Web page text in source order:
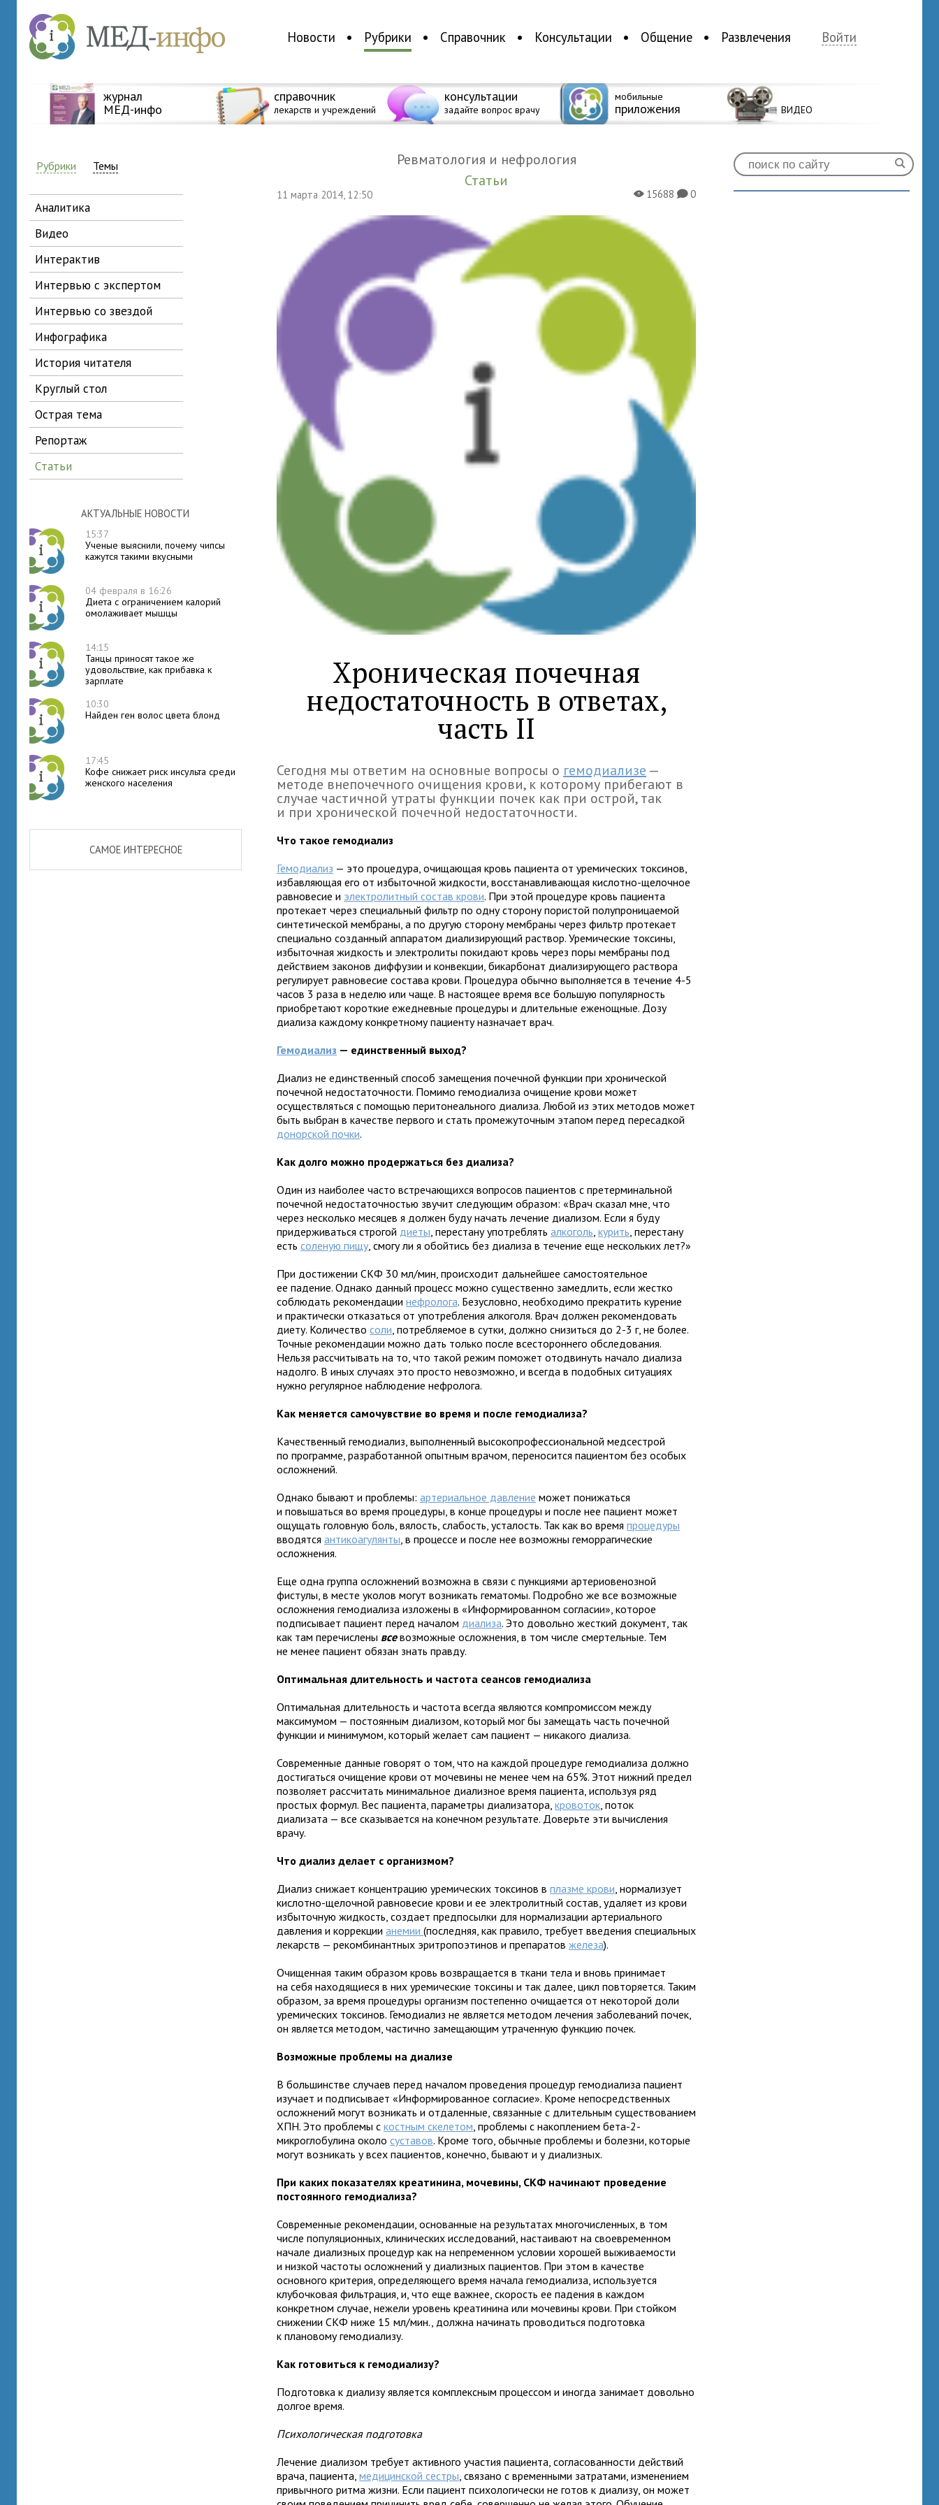
Новости Рубрики Справочник Консультации Общение Развлечения Войти
журнал
МЕД-инфо
справочник
лекарств и учреждений
консультации
задайте вопрос врачу
мобильные
приложения ВИДЕО
Рубрики Темы
аналитика
видео
интерактив
интервью с экспертом
интервью со звездой
инфографика
история читателя
круглый стол
острая тема
репортаж
статьи
АКТУАЛЬНЫЕ НОВОСТИ
15:37
Ученые выяснили, почему чипсы
кажутся такими вкусными
04 февраля в 16:26
Диета с ограничением калорий
омолаживает мышцы
14:15
Танцы приносят такое же
удовольствие, как прибавка к
зарплате
10:30
Найден ген волос цвета блонд
17:45
Кофе снижает риск инсульта среди
женского населения
САМОЕ ИНТЕРЕСНОЕ
Ревматология и нефрология
Статьи
11 марта 2014, 12:50 X15688K0
Хроническая почечная
недостаточность в ответах,
часть II
Сегодня мы ответим на основные вопросы о гемодиализе —
методе внепочечного очищения крови, к которому прибегают в
случае частичной утраты функции почек как при острой, так
и при хронической почечной недостаточности.
Что такое гемодиализ
Гемодиализ — это процедура, очищающая кровь пациента от уремических токсинов,
избавляющая его от избыточной жидкости, восстанавливающая кислотно-щелочное
равновесие и электролитный состав крови. При этой процедуре кровь пациента
протекает через специальный фильтр по одну сторону пористой полупроницаемой
синтетической мембраны, а по другую сторону мембраны через фильтр протекает
специально созданный аппаратом диализирующий раствор. Уремические токсины,
избыточная жидкость и электролиты покидают кровь через поры мембраны под
действием законов диффузии и конвекции, бикарбонат диализирующего раствора
регулирует равновесие состава крови. Процедура обычно выполняется в течение 4-5
часов 3 раза в неделю или чаще. В настоящее время все большую популярность
приобретают короткие ежедневные процедуры и длительные еженощные. Дозу
диализа каждому конкретному пациенту назначает врач.
Гемодиализ — единственный выход?
Диализ не единственный способ замещения почечной функции при хронической
почечной недостаточности. Помимо гемодиализа очищение крови может
осуществляться с помощью перитонеального диализа. Любой из этих методов может
быть выбран в качестве первого и стать промежуточным этапом перед пересадкой
донорской почки.
Как долго можно продержаться без диализа?
Один из наиболее часто встречающихся вопросов пациентов с претерминальной
почечной недостаточностью звучит следующим образом: «Врач сказал мне, что
через несколько месяцев я должен буду начать лечение диализом. Если я буду
придерживаться строгой диеты, перестану употреблятьалкоголь,курить, перестану
естьсоленую пищу, смогу ли я обойтись без диализа в течение еще нескольких лет?»
При достижении СКФ 30 мл/мин, происходит дальнейшее самостоятельное
ее падение. Однако данный процесс можно существенно замедлить, если жестко
соблюдать рекомендациинефролога. Безусловно, необходимо прекратить курение
и практически отказаться от употребления алкоголя. Врач должен рекомендовать
диету. Количествосоли, потребляемое в сутки, должно снизиться до 2-3 г, не более.
Точные рекомендации можно дать только после всестороннего обследования.
Нельзя рассчитывать на то, что такой режим поможет отодвинуть начало диализа
надолго. В иных случаях это просто невозможно, и всегда в подобных ситуациях
нужно регулярное наблюдение нефролога.
Как меняется самочувствие во время и после гемодиализа?
Качественный гемодиализ, выполненный высокопрофессиональной медсестрой
по программе, разработанной опытным врачом, переносится пациентом без особых
осложнений.
Однако бывают и проблемы:артериальное давление может понижаться
и повышаться во время процедуры, в конце процедуры и после нее пациент может
ощущать головную боль, вялость, слабость, усталость. Так как во времяпроцедуры
вводятсяантикоагулянты, в процессе и после нее возможны геморрагические
осложнения.
Еще одна группа осложнений возможна в связи с пункциями артериовенозной
фистулы, в месте уколов могут возникать гематомы. Подробно же все возможные
осложнения гемодиализа изложены в «Информированном согласии», которое
подписывает пациент перед началом диализа. Это довольно жесткий документ, так
как там перечислены всевозможные осложнения, в том числе смертельные. Тем
не менее пациент обязан знать правду.
Оптимальная длительность и частота сеансов гемодиализа
Оптимальная длительность и частота всегда являются компромиссом между
максимумом — постоянным диализом, который мог бы замещать часть почечной
функции и минимумом, который желает сам пациент — никакого диализа.
Современные данные говорят о том, что на каждой процедуре гемодиализа должно
достигаться очищение крови от мочевины не менее чем на 65%. Этот нижний предел
позволяет рассчитать минимальное диализное время пациента, используя ряд
простых формул. Вес пациента, параметры диализатора,кровоток, поток
диализата — все сказывается на конечном результате. Доверьте эти вычисления
врачу.
Что диализ делает с организмом?
Диализ снижает концентрацию уремических токсинов вплазме крови, нормализует
кислотно-щелочной равновесие крови и ее электролитный состав, удаляет из крови
избыточную жидкость, создает предпосылки для нормализации артериального
давления и коррекциианемии(последняя, как правило, требует введения специальных
лекарств — рекомбинантных эритропоэтинов и препаратовжелеза).
Очищенная таким образом кровь возвращается в ткани тела и вновь принимает
на себя находящиеся в них уремические токсины и так далее, цикл повторяется. Таким
образом, за время процедуры организм постепенно очищается от некоторой доли
уремических токсинов. Гемодиализ не является методом лечения заболеваний почек,
он является методом, частично замещающим утраченную функцию почек.
Возможные проблемы на диализе
В большинстве случаев перед началом проведения процедур гемодиализа пациент
изучает и подписывает «Информированное согласие». Кроме непосредственных
осложнений могут возникать и отдаленные, связанные с длительным существованием
ХПН. Это проблемы скостным скелетом, проблемы с накоплением бета-2-
микроглобулина околосуставов. Кроме того, обычные проблемы и болезни, которые
могут возникать у всех пациентов, конечно, бывают и у диализных.
При каких показателях креатинина, мочевины, СКФ начинают проведение
постоянного гемодиализа?
Современные рекомендации, основанные на результатах многочисленных, в том
числе популяционных, клинических исследований, настаивают на своевременном
начале диализных процедур как на непременном условии хорошей выживаемости
и низкой частоты осложнений у диализных пациентов. При этом в качестве
основного критерия, определяющего время начала гемодиализа, используется
клубочковая фильтрация, и, что еще важнее, скорость ее падения в каждом
конкретном случае, нежели уровень креатинина или мочевины крови. При стойком
снижении СКФ ниже 15 мл/мин., должна начинать проводиться подготовка
к плановому гемодиализу.
Как готовиться к гемодиализу?
Подготовка к диализу является комплексным процессом и иногда занимает довольно
долгое время.
Психологическая подготовка
Лечение диализом требует активного участия пациента, согласованности действий
врача, пациента,медицинской сестры, связано с временными затратами, изменением
привычного ритма жизни. Если пациент психологически не готов к диализу, он может